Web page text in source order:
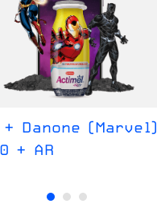
Danone (Marvel)
+ AR